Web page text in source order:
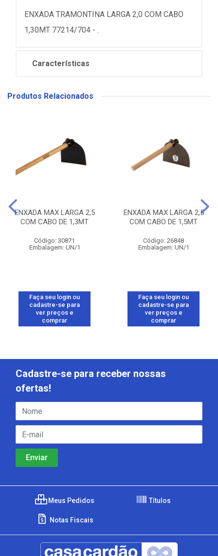
ENXADA TRAMONTINA LARGA 2,0 COM CABO
1,30MT 77214/704 - .
Características
Produtos Relacionados
ENXADA MAX LARGA 2,5
COM CABO DE 1,3MT
Código: 30871
Embalagem: UN/1
Faça seu login ou
cadastre-se para
ver preços e
comprar
ENXADA MAX LARGA 2,5
COM CABO DE 1,5MT
Código: 26848
Embalagem: UN/1
Faça seu login ou
cadastre-se para
ver preços e
comprar
Cadastre-se para receber nossas
ofertas!
Meus Pedidos Títulos
Notas Fiscais